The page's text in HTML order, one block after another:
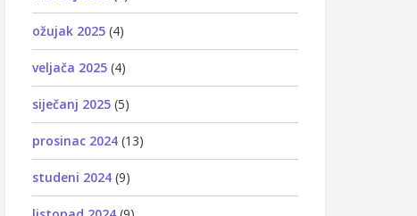
ožujak 2025 (4)
veljača 2025 (4)
siječanj 2025 (5)
prosinac 2024 (13)
studeni 2024 (9)